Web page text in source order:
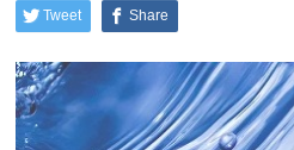
Tweet Share